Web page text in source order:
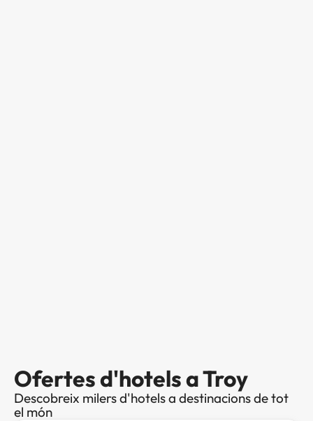
Ofertes d'hotels a Troy
Descobreix milers d'hotels a destinacions de tot
el món